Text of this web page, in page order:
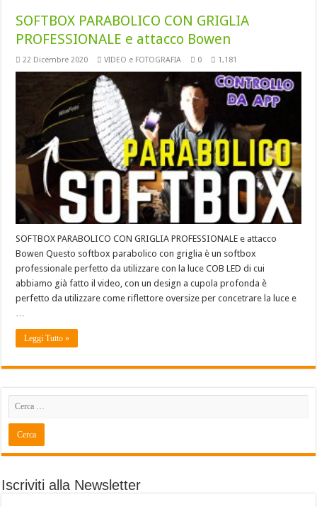
SOFTBOX PARABOLICO CON GRIGLIA
PROFESSIONALE e attacco Bowen
22 Dicembre 2020 VIDEO e FOTOGRAFIA 0 1,181
SOFTBOX PARABOLICO CON GRIGLIA PROFESSIONALE e attacco
Bowen Questo softbox parabolico con griglia è un softbox
professionale perfetto da utilizzare con la luce COB LED di cui
abbiamo già fatto il video, con un design a cupola profonda è
perfetto da utilizzare come riflettore oversize per concetrare la luce e
Leggi Tutto »
Iscriviti alla Newsletter